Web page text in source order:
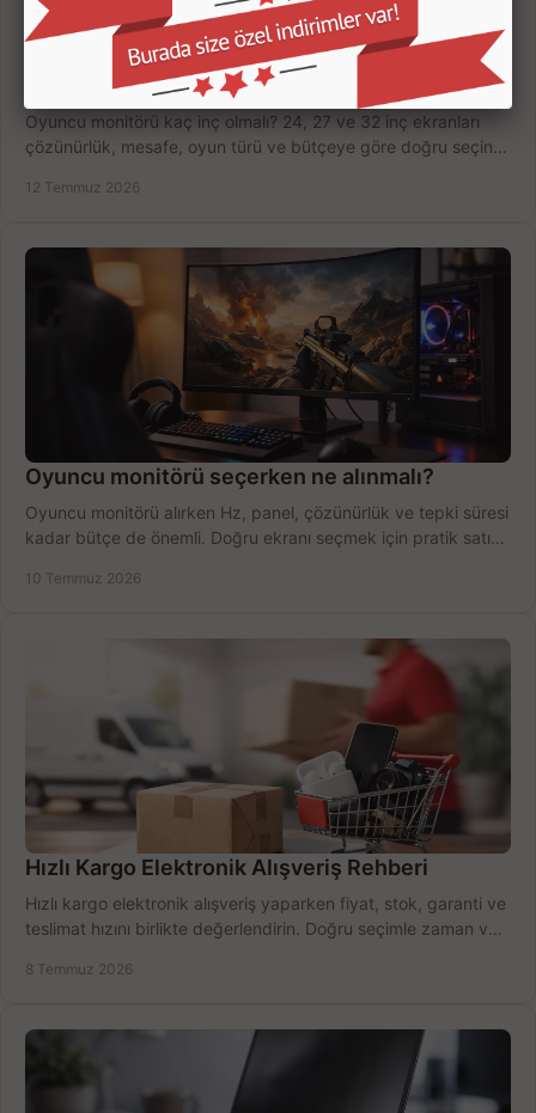
Oyuncu Monitörü Kaç İnç Olmalı? Doğru Seçim
Oyuncu monitörü kaç inç olmalı? 24, 27 ve 32 inç ekranları
çözünürlük, mesafe, oyun türü ve bütçeye göre doğru seçin,
12 Temmuz 2026
Oyuncu monitörü seçerken ne alınmalı?
Oyuncu monitörü alırken Hz, panel, çözünürlük ve tepki süresi
kadar bütçe de önemli. Doğru ekranı seçmek için pratik satın
10 Temmuz 2026
Hızlı Kargo Elektronik Alışveriş Rehberi
Hızlı kargo elektronik alışveriş yaparken fiyat, stok, garanti ve
teslimat hızını birlikte değerlendirin. Doğru seçimle zaman ve
8 Temmuz 2026